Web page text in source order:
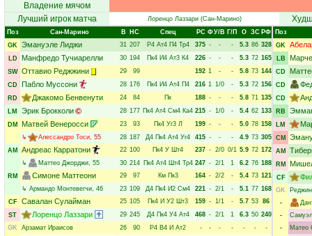
Владение мячом
Лучший игрок матча
Лоренцо Лаззари(Сан-Марино)
Поз Сан-Марино В НC Спец РC ФУ/В Г/П О ЗС РФ
GK Эмануэле Лиджи 31 207 Р4 Ат4 П4 Тр4 375 - - - 5.3 86 328
LD
Манфредо Тучиарелли 30 194 Пк4 И4 Ат3 К4 226 - - - 5.3 72 165
SW Оттавио Реджжини 29 99 192 1 - - 5.8 73 144
CD Пабло Муссони 28 176 Пк4 И4 Ат4 П4 216 1 1/0 - 5.3 72 156
RD
Джакомо Бенвенути 24 84 Пк 188 - - - 5.8 71 135
LM
Эрик Брокколи 28 177 Пк4 Ат4 См4 Ка4 215 - 1/0 - 5.4 62 133
DM
Матвей Венеросси 23 93 Пк4 Уг3 Л 199 - - - 5.0 78 158
↳
Алессандро Тоси, 55 28 187 Д4 Пк4 Ат4 Уг4 415 - - - 4.9 73 305
AM
Андреас Карратони 22 100 Пк4 У Шт4 237 - 2/0 0/1 5.9 72 172
↳
Маттео Джорджи, 55 30 214 Пк4 Ат4 Шт4 Тр4 247 - 2/1 1 6.2 76 188
RM
Симоне Маттеони 29 97 Км Пк3 164 - 2/2 - 5.4 73 121
↳ Армандо Монтевегчи, 46 23 109 Д4 Пк4 И2 См4 221 - 2/1 - 5.1 77 168
CF
Савалан Сулайман 25 105 Пк4 И У2 Шт3 159 - 1/1 - 5.7 53 86
ST
Лоренцо Лаззари 29 245 Д4 Пк4 У4 Ат4 468 - 2/1 1 6.3 50 240
GK
Арзамат Ираисов 26 90 Р4 В4 И Ат2 - - - - - -
-
Поз
GK
LB
CD
CD
CD
RB
LM
CM
AM
RM
CF
GK
-
-
-
Матео